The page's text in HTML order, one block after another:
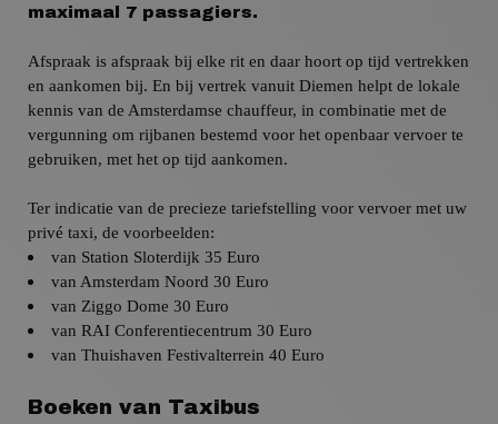
maximaal 7 passagiers.
Afspraak is afspraak bij elke rit en daar hoort op tijd vertrekken
en aankomen bij. En bij vertrek vanuit Diemen helpt de lokale
kennis van de Amsterdamse chauffeur, in combinatie met de
vergunning om rijbanen bestemd voor het openbaar vervoer te
gebruiken, met het op tijd aankomen.
Ter indicatie van de precieze tariefstelling voor vervoer met uw
privé taxi, de voorbeelden:
van Station Sloterdijk 35 Euro
van Amsterdam Noord 30 Euro
van Ziggo Dome 30 Euro
van RAI Conferentiecentrum 30 Euro
van Thuishaven Festivalterrein 40 Euro
Boeken van Taxibus